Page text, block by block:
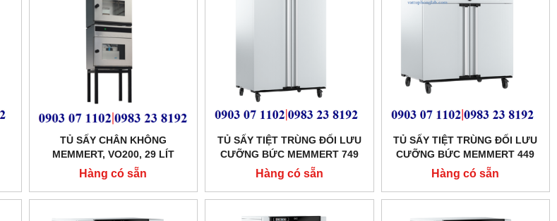
TỦ SẤY CHÂN KHÔNG
MEMMERT, VO200, 29 LÍT
Hàng có sẵn
TỦ SẤY TIỆT TRÙNG ĐỐI LƯU
CƯỠNG BỨC MEMMERT 749
LÍT MODEL:SF750
Hàng có sẵn
TỦ SẤY TIỆT TRÙNG ĐỐI LƯU
CƯỠNG BỨC MEMMERT 449
LÍT MODEL: SF450
Hàng có sẵn